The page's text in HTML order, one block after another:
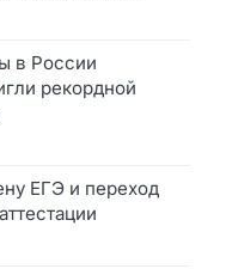
в России
рекордной
ЕГЭ и переход